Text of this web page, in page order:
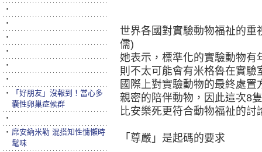
世界各國對實驗動物福祉的
儒)
她表示，標準化的實驗動物有
則不太可能會有米格魯在實驗
國際上對實驗動物的最終處
親密的陪伴動物，因此這次8
比安樂死更符合動物福祉的討
「尊嚴」是起碼的要求
‧
‧
‧
‧
‧
‧
‧
「好朋友」沒報到！當心多
囊性卵巢症候群
‧
‧ 席安納米勒 混搭知性慵懶時
髦味